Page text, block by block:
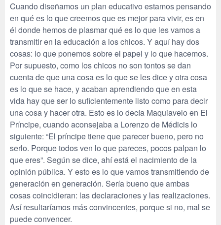
Cuando diseñamos un plan educativo estamos pensando
en qué es lo que creemos que es mejor para vivir, es en
él donde hemos de plasmar qué es lo que les vamos a
transmitir en la educación a los chicos. Y aquí hay dos
cosas: lo que ponemos sobre el papel y lo que hacemos.
Por supuesto, como los chicos no son tontos se dan
cuenta de que una cosa es lo que se les dice y otra cosa
es lo que se hace, y acaban aprendiendo que en esta
vida hay que ser lo suficientemente listo como para decir
una cosa y hacer otra. Esto es lo decía Maquiavelo en El
Príncipe, cuando aconsejaba a Lorenzo de Médicis lo
siguiente: “El príncipe tiene que parecer bueno, pero no
serlo. Porque todos ven lo que pareces, pocos palpan lo
que eres”. Según se dice, ahí está el nacimiento de la
opinión pública. Y esto es lo que vamos transmitiendo de
generación en generación. Sería bueno que ambas
cosas coincidieran: las declaraciones y las realizaciones.
Así resultaríamos más convincentes, porque si no, mal se
puede convencer.